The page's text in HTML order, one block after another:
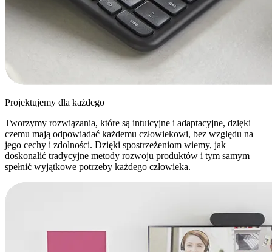
Projektujemy dla każdego
Tworzymy rozwiązania, które są intuicyjne i adaptacyjne, dzięki
czemu mają odpowiadać każdemu człowiekowi, bez względu na
jego cechy i zdolności. Dzięki spostrzeżeniom wiemy, jak
doskonalić tradycyjne metody rozwoju produktów i tym samym
spełnić wyjątkowe potrzeby każdego człowieka.